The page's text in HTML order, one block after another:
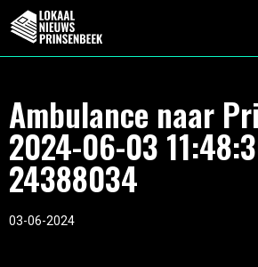
Ambulance naar
2024-06-03
24388034
03-06-2024